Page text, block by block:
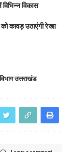
विकास
कावड़ उठाएंगी रेखा
उत्तराखंड